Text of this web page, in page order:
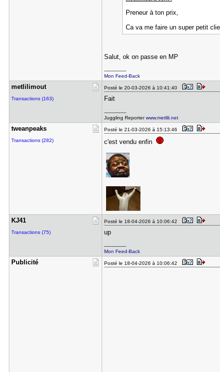
Preneur à ton prix,
Ca va me faire un super petit
Salut, ok on passe en MP
---------------
Mon Feed-Back
metlilimou​t
Transactions (163)
Posté le 20-03-2026 à 10:41:40
Fait
---------------
Juggling Reporterwww.metlili.net
tweanpeaks
Transactions (282)
Posté le 21-03-2026 à 15:13:46
c'est vendu enfin
KJ41
Transactions (75)
Posté le 18-04-2026 à 10:06:42
up
---------------
Mon Feed-Back
Publicité Posté le 18-04-2026 à 10:06:42